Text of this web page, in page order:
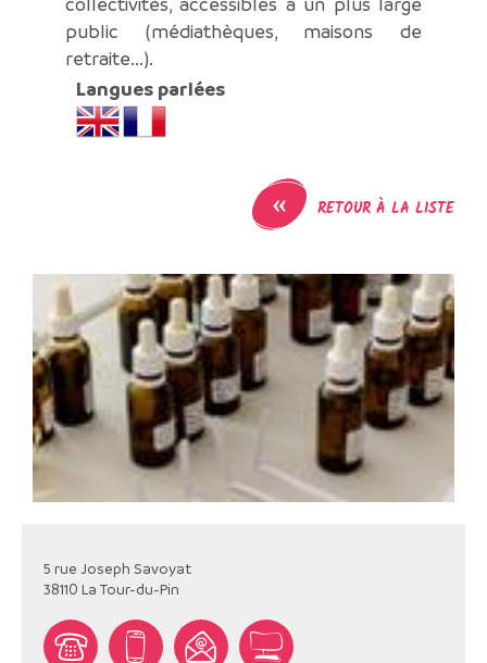
public (médiathèques, maisons de
retraite...).
Langues parlées
« RETOUR À LA LISTE
5 rue Joseph Savoyat
38110 La Tour-du-Pin